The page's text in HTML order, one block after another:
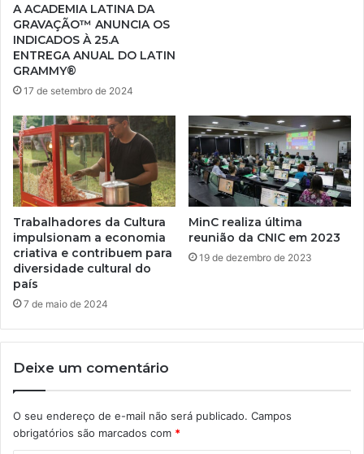
A ACADEMIA LATINA DA
GRAVAÇÃO™ ANUNCIA OS
INDICADOS À 25.A
ENTREGA ANUAL DO LATIN
GRAMMY®
17 de setembro de 2024
Trabalhadores da Cultura
impulsionam a economia
criativa e contribuem para
diversidade cultural do
país
7 de maio de 2024
MinC realiza última
reunião da CNIC em 2023
19 de dezembro de 2023
Deixe um comentário
O seu endereço de e-mail não será publicado. Campos
obrigatórios são marcados com *